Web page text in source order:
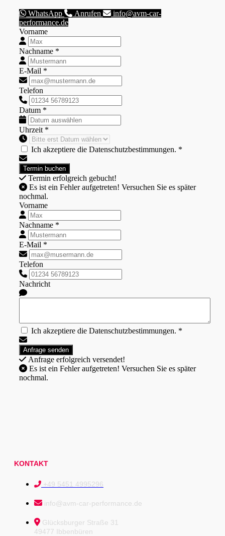
WhatsApp Anrufen
info@avm-car-
performance.de
Vorname
Nachname *
E-Mail *
Telefon
Datum *
Uhrzeit *
Ich akzeptiere die Datenschutzbestimmungen. *
Termin erfolgreich gebucht!
nochmal.
Vorname
Nachname *
E-Mail *
Telefon
Nachricht
Ich akzeptiere die Datenschutzbestimmungen. *
Anfrage erfolgreich versendet!
nochmal.
KONTAKT
+49 5451 4995296
info@avm-car-performance.de
Glücksburger Straße 31
49477 Ibbenbüren